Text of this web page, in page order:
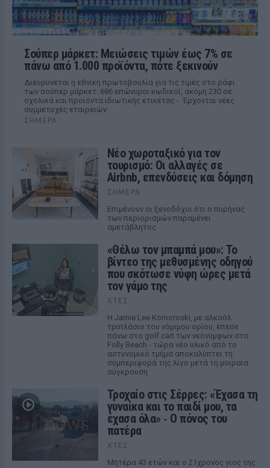
Σούπερ μάρκετ: Μειώσεις τιμών έως 7% σε
πάνω από 1.000 προϊόντα, πότε ξεκινούν
Διευρύνεται η εθνική πρωτοβουλία για τις τιμές στο ράφι
των σούπερ μάρκετ: 686 επώνυμοι κωδικοί, ακόμη 230 σε
σχολικά και προϊόντα ιδιωτικής ετικέτας - Έρχονται νέες
συμμετοχές εταιρειών
ΣΉΜΕΡΑ
Νέο χωροταξικό για τον
τουρισμό: Οι αλλαγές σε
Airbnb, επενδύσεις και δόμηση
ΣΉΜΕΡΑ
Επιμένουν οι ξενοδόχοι ότι ο πυρήνας
των περιορισμών παραμένει
αμετάβλητος
«Θέλω τον μπαμπά μου»: Το
βίντεο της μεθυσμένης οδηγού
που σκότωσε νύφη ώρες μετά
τον γάμο της
ΧΤΕΣ
Η Jamie Lee Komoroski, με αλκοόλ
τριπλάσιο του νόμιμου ορίου, έπεσε
πάνω στο golf cart των νεόνυμφων στο
Folly Beach - τώρα νέο υλικό από το
αστυνομικό τμήμα αποκαλύπτει τη
συμπεριφορά της λίγο μετά τη μοιραία
σύγκρουση
Τροχαίο στις Σέρρες: «Έχασα τη
γυναίκα και το παιδί μου, τα
έχασα όλα» ‑ Ο πόνος του
πατέρα
ΧΤΕΣ
Μητέρα 43 ετών και ο 21χρονος γιος της